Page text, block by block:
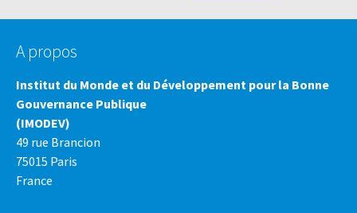
A propos
Institut du Monde et du Développement pour la Bonne
Gouvernance Publique
(IMODEV)
49 rue Brancion
75015 Paris
France